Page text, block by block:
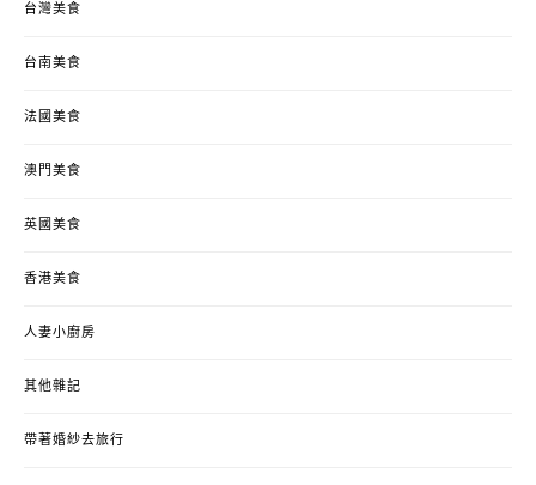
台灣美食
台南美食
法國美食
澳門美食
英國美食
香港美食
人妻小廚房
其他雜記
帶著婚紗去旅行